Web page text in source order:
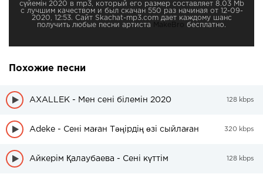
сүйемін 2020 в mp3, который его размер составляет 8.03 Mb
с лучшим качеством и был скачан 550 раз начиная от 12-09-
2020, 12:53. Сайт Skachat-mp3.com дает каждому шанс
получить любые песни артиста
MakeBro бесплатно.
Похожие песни
AXALLEK - Мен сені білемін 2020 128 kbps
Adeke - Сені маған Тәңірдің өзі сыйлаған 320 kbps
Айкерім Қалаубаева - Сені күттім 128 kbps